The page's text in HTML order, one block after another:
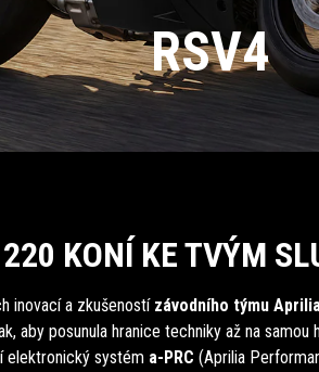
RSV4
220 KONÍ KE TVÝM
inovací a zkušenostízávodního týmu
aby posunula hranice techniky až na
elektronický systém a-PRC (Aprilia